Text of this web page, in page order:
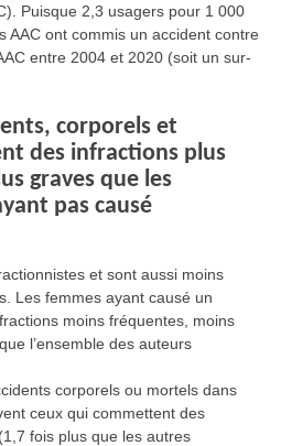
Puisque 2,3 usagers pour 1 000
AAC ont commis un accident contre
entre 2004 et 2020 (soit un sur-
corporels et
des infractions plus
graves que les
pas causé
et sont aussi moins
Les femmes ayant causé un
moins fréquentes, moins
l’ensemble des auteurs
corporels ou mortels dans
ceux qui commettent des
fois plus que les autres